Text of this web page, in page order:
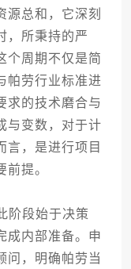
源总和，它深刻
，所秉持的严
个周期不仅是简
帕劳行业标准进
求的技术磨合与
与变数，对于计
言，是进行项目
提。
段始于决策
成内部准备。申
问，明确帕劳当